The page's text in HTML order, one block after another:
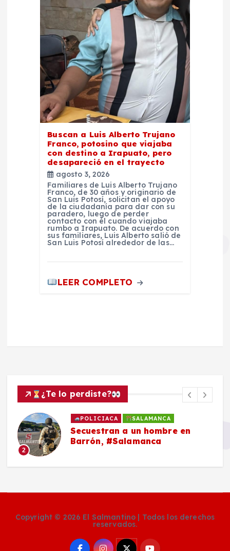
Buscan a Luis Alberto Trujano
Franco, potosino que viajaba
con destino a Irapuato, pero
desapareció en el trayecto
agosto 3, 2026
Familiares de Luis Alberto Trujano
Franco, de 30 años y originario de
San Luis Potosí, solicitan el apoyo
de la ciudadanía para dar con su
paradero, luego de perder
contacto con él cuando viajaba
rumbo a Irapuato. De acuerdo con
sus familiares, Luis Alberto salió de
San Luis Potosí alrededor de las…
LEER COMPLETO
¿Te lo perdiste?
2
POLICIACA SALAMANCA
Secuestran a un hombre en
Barrón, #Salamanca
Copyright © 2026 El Salmantino | Todos los derechos
reservados.